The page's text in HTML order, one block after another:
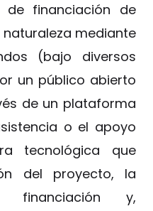
financiación de
mediante
(bajo diversos
un público abierto
de un plataforma
o el apoyo
tecnológica que
del proyecto, la
y,